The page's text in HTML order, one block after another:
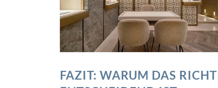
FAZIT: WARUM DAS